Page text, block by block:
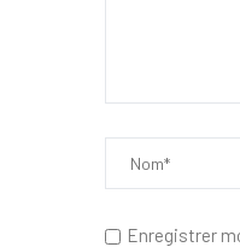
Enregistrer